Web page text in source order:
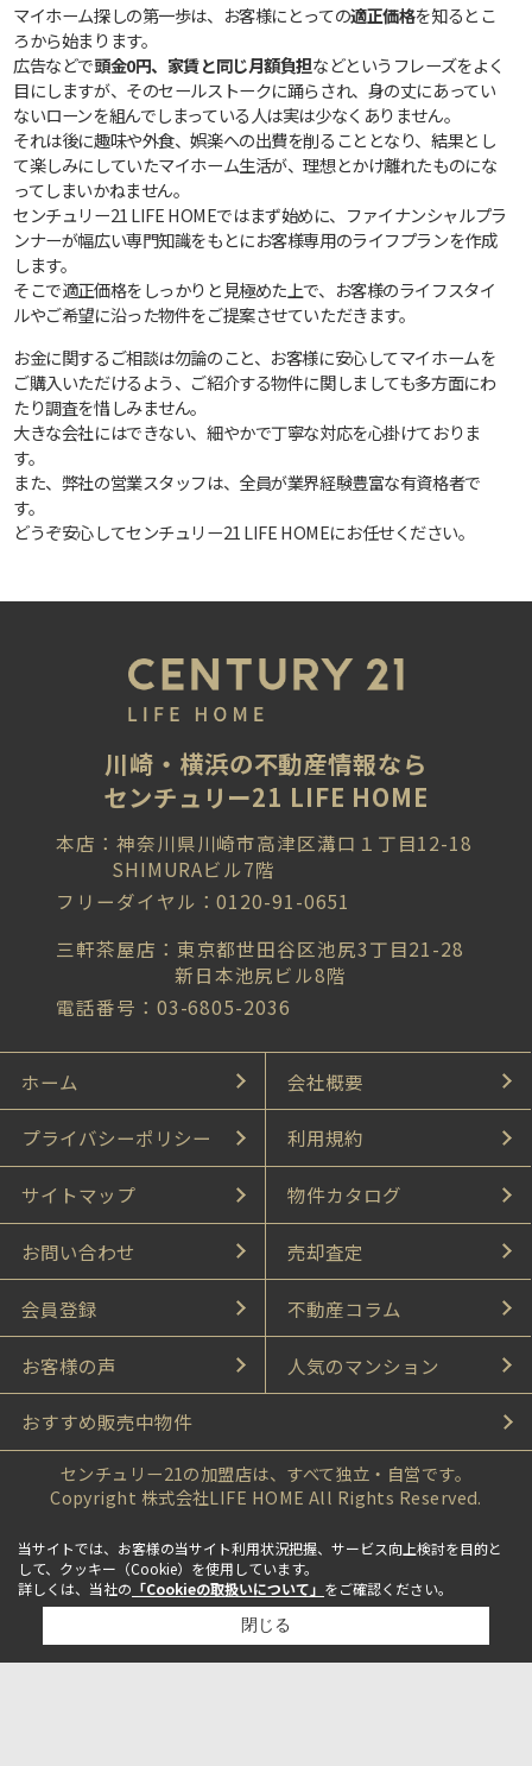
マイホーム探しの第一歩は、お客様にとっての適正価格を知るとこ
ろから始まります。
広告などで頭金0円、家賃と同じ月額負担などというフレーズをよく
目にしますが、そのセールストークに踊らされ、身の丈にあってい
ないローンを組んでしまっている人は実は少なくありません。
それは後に趣味や外食、娯楽への出費を削ることとなり、結果とし
て楽しみにしていたマイホーム生活が、理想とかけ離れたものにな
ってしまいかねません。
センチュリー21 LIFE HOMEではまず始めに、ファイナンシャルプラ
ンナーが幅広い専門知識をもとにお客様専用のライフプランを作成
します。
そこで適正価格をしっかりと見極めた上で、お客様のライフスタイ
ルやご希望に沿った物件をご提案させていただきます。
お金に関するご相談は勿論のこと、お客様に安心してマイホームを
ご購入いただけるよう、ご紹介する物件に関しましても多方面にわ
たり調査を惜しみません。
大きな会社にはできない、細やかで丁寧な対応を心掛けておりま
す。
また、弊社の営業スタッフは、全員が業界経験豊富な有資格者で
す。
どうぞ安心してセンチュリー21 LIFE HOMEにお任せください。
川崎・横浜の不動産情報なら
センチュリー21 LIFE HOME
本店：神奈川県川崎市高津区溝口１丁目12-18
SHIMURAビル7階
フリーダイヤル：0120-91-0651
三軒茶屋店：東京都世田谷区池尻3丁目21-28
新日本池尻ビル8階
電話番号：03-6805-2036
ホーム 会社概要
プライバシーポリシー 利用規約
サイトマップ 物件カタログ
お問い合わせ 売却査定
会員登録 不動産コラム
お客様の声 人気のマンション
おすすめ販売中物件
センチュリー21の加盟店は、すべて独立・自営です。
Copyright 株式会社LIFE HOME All Rights Reserved.
当サイトでは、お客様の当サイト利用状況把握、サービス向上検討を目的と
して、クッキー（Cookie）を使用しています。
詳しくは、当社の 「Cookieの取扱いについて」 をご確認ください。
閉じる